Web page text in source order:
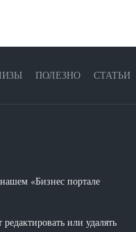
ПОЛЕЗНО СТАТЬИ
«Бизнес портале
или удалять